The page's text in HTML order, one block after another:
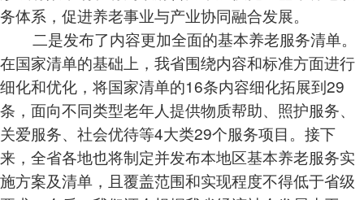
务体系，促进养老事业与产业协同融合发展。
二是发布了内容更加全面的基本养老服务清单。
在国家清单的基础上，我省围绕内容和标准方面进行
细化和优化，将国家清单的16条内容细化拓展到29
条，面向不同类型老年人提供物质帮助、照护服务、
关爱服务、社会优待等4大类29个服务项目。接下
来，全省各地也将制定并发布本地区基本养老服务实
施方案及清单，且覆盖范围和实现程度不得低于省级